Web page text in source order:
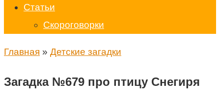
Статьи
Скороговорки
Главная » Детские загадки
Загадка №679 про птицу Снегиря